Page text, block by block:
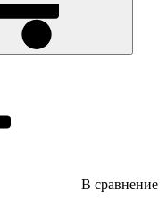
В сравнение